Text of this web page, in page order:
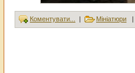
Коментувати... | Мініатюри |